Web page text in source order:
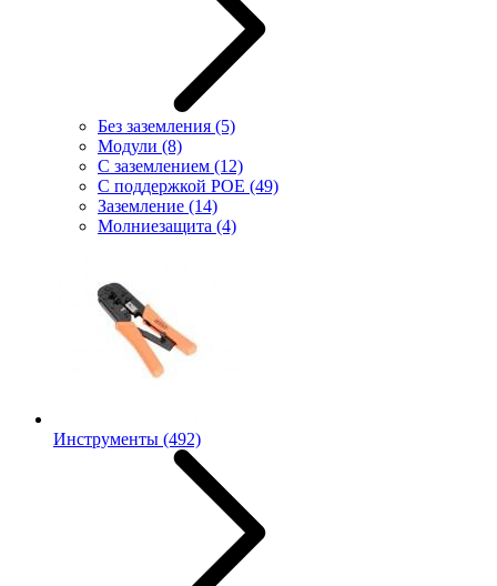
Без заземления (5)
Модули (8)
С заземлением (12)
С поддержкой POE (49)
Заземление (14)
Молниезащита (4)
Инструменты (492)